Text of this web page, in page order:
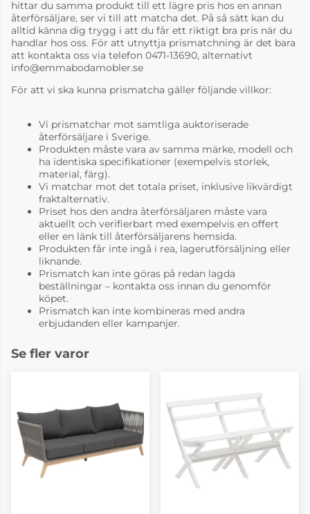
hittar du samma produkt till ett lägre pris hos en annan
återförsäljare, ser vi till att matcha det. På så sätt kan du
alltid känna dig trygg i att du får ett riktigt bra pris när du
handlar hos oss. För att utnyttja prismatchning är det bara
att kontakta oss via telefon 0471-13690, alternativt
info@emmabodamobler.se
För att vi ska kunna prismatcha gäller följande villkor:
Vi prismatchar mot samtliga auktoriserade
återförsäljare i Sverige.
Produkten måste vara av samma märke, modell och
ha identiska specifikationer (exempelvis storlek,
material, färg).
Vi matchar mot det totala priset, inklusive likvärdigt
fraktalternativ.
Priset hos den andra återförsäljaren måste vara
aktuellt och verifierbart med exempelvis en offert
eller en länk till återförsäljarens hemsida.
Produkten får inte ingå i rea, lagerutförsäljning eller
liknande.
Prismatch kan inte göras på redan lagda
beställningar – kontakta oss innan du genomför
köpet.
Prismatch kan inte kombineras med andra
erbjudanden eller kampanjer.
Se fler varor